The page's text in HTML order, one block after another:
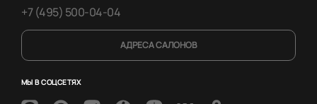
+7 (495) 500-04-04
АДРЕСА САЛОНОВ
МЫ В СОЦСЕТЯХ